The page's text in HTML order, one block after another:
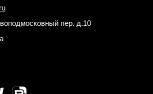
пер. д.10